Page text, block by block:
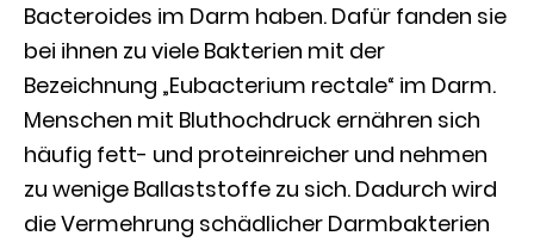
Bacteroides im Darm haben. Dafür fanden sie
bei ihnen zu viele Bakterien mit der
Bezeichnung „Eubacterium rectale“ im Darm.
Menschen mit Bluthochdruck ernähren sich
häufig fett- und proteinreicher und nehmen
zu wenige Ballaststoffe zu sich. Dadurch wird
die Vermehrung schädlicher Darmbakterien